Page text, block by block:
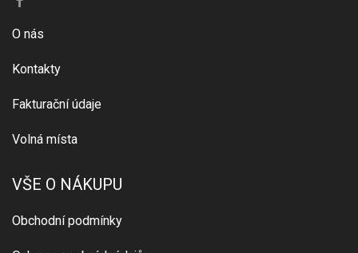
O nás
Kontakty
Fakturační údaje
Volná místa
VŠE O NÁKUPU
Obchodní podmínky